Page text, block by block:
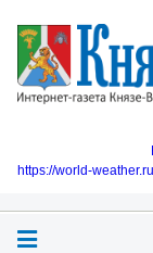
https://world-